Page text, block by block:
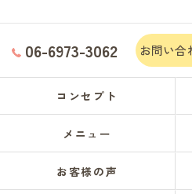
06-6973-3062 お問い合
コンセプト
メニュー
お客様の声